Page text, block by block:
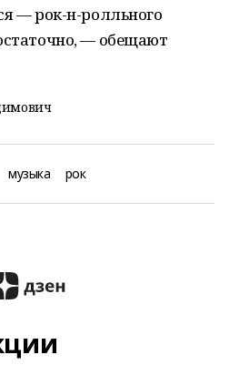
— рок-н-ролльного
— обещают
музыка рок